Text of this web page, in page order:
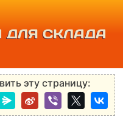
ДЛЯ СКЛАДА
эту страницу: